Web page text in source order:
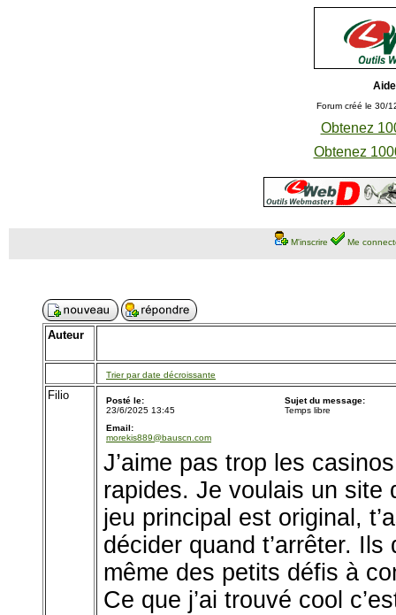
Forum créé le 30/
Obtenez
Obtenez
M'inscrire Me
Auteur
Trier par date décroissante
Filio
Posté le:
23/6/2025 13:45
Sujet du message:
Temps libre
Email:
morekis889@bauscn.com
J’aime pas trop les
rapides. Je voulais un site
jeu principal est original,
décider quand t’arrêter.
même des petits défis à
Ce que j’ai trouvé cool